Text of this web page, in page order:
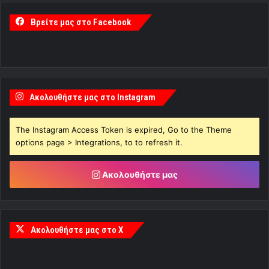
Βρείτε μας στο Facebook
Ακολουθήστε μας στο Instagram
The Instagram Access Token is expired, Go to the Theme
options page > Integrations, to to refresh it.
Ακολουθήστε μας
Ακολουθήστε μας στο X